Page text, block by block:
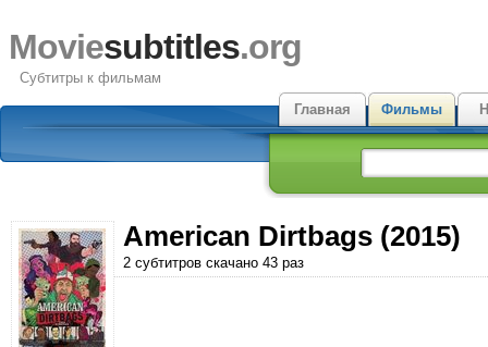
Moviesubtitles.org
Субтитры к фильмам
Главная
Фильмы
American Dirtbags (2015)
2 субтитров скачано 43 раз